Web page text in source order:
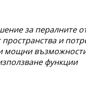
за пералните
и
мощни
функции